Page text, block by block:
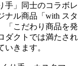
手」同士のコラボレ
ナル商品「with スタ
「こだわり商品を発
ダクトでは満たされ
きます。